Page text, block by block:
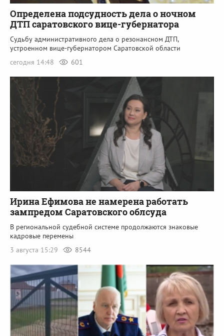
Определена подсудность дела о ночном
ДТП саратовского вице-губернатора
Судьбу административного дела о резонансном ДТП,
устроенном вице-губернатором Саратовской области
сегодня 14:48
601
Ирина Ефимова не намерена работать
зампредом Саратовского облсуда
В региональной судебной системе продолжаются знаковые
кадровые перемены
3 августа 15:29
8544